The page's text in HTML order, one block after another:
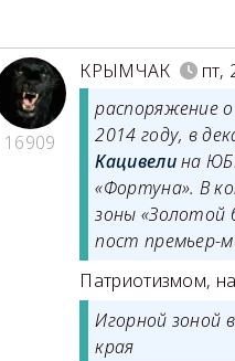
16909
КРЫМЧАК
пт,
распоряжение
2014 году, в
Кацивелина
«Фортуна». В
зоны «Золотой
пост премьер-
Патриотизмом,
Игорной зоной
края